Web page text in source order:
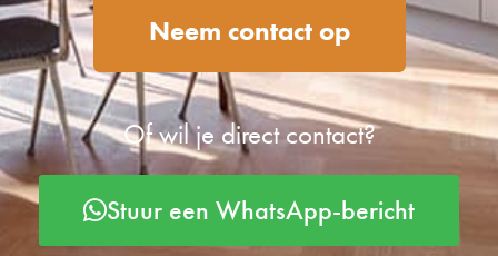
Neem contact op
Of wil je direct contact?
Stuur een WhatsApp-bericht